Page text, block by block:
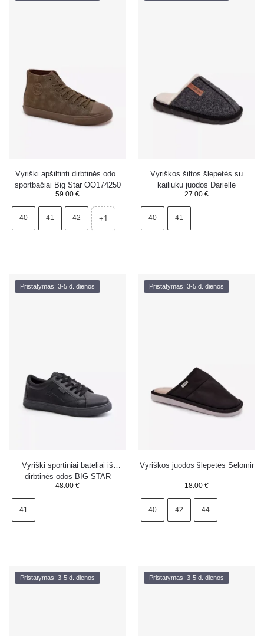
Vyriški apšiltinti dirbtinės odos
sportbačiai Big Star OO174250
HI-POLY SYSTEM Khaki
59.00 €
40 41 42 +1
Vyriškos šiltos šlepetės su
kailiuku juodos Darielle
27.00 €
40 41
Pristatymas: 3-5 d. dienos
Vyriški sportiniai bateliai iš
dirbtinės odos BIG STAR
OO174021 Hi-Poly System juodi
48.00 €
41
Pristatymas: 3-5 d. dienos
Vyriškos juodos šlepetės Selomir
18.00 €
40 42 44
Pristatymas: 3-5 d. dienos Pristatymas: 3-5 d. dienos